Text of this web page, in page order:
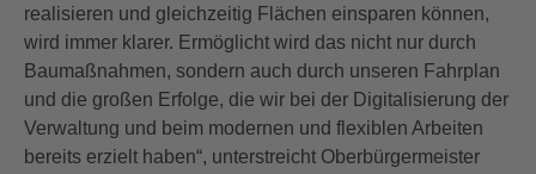
realisieren und gleichzeitig Flächen einsparen können,
wird immer klarer. Ermöglicht wird das nicht nur durch
Baumaßnahmen, sondern auch durch unseren Fahrplan
und die großen Erfolge, die wir bei der Digitalisierung der
Verwaltung und beim modernen und flexiblen Arbeiten
bereits erzielt haben“, unterstreicht Oberbürgermeister